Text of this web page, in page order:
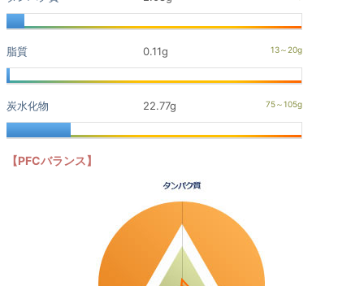
脂質 0.11g
炭水化物 22.77g
【PFCバランス】